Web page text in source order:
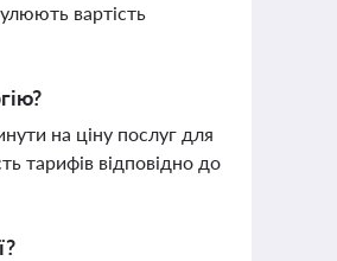
вартість
на ціну послуг для
тарифів відповідно до